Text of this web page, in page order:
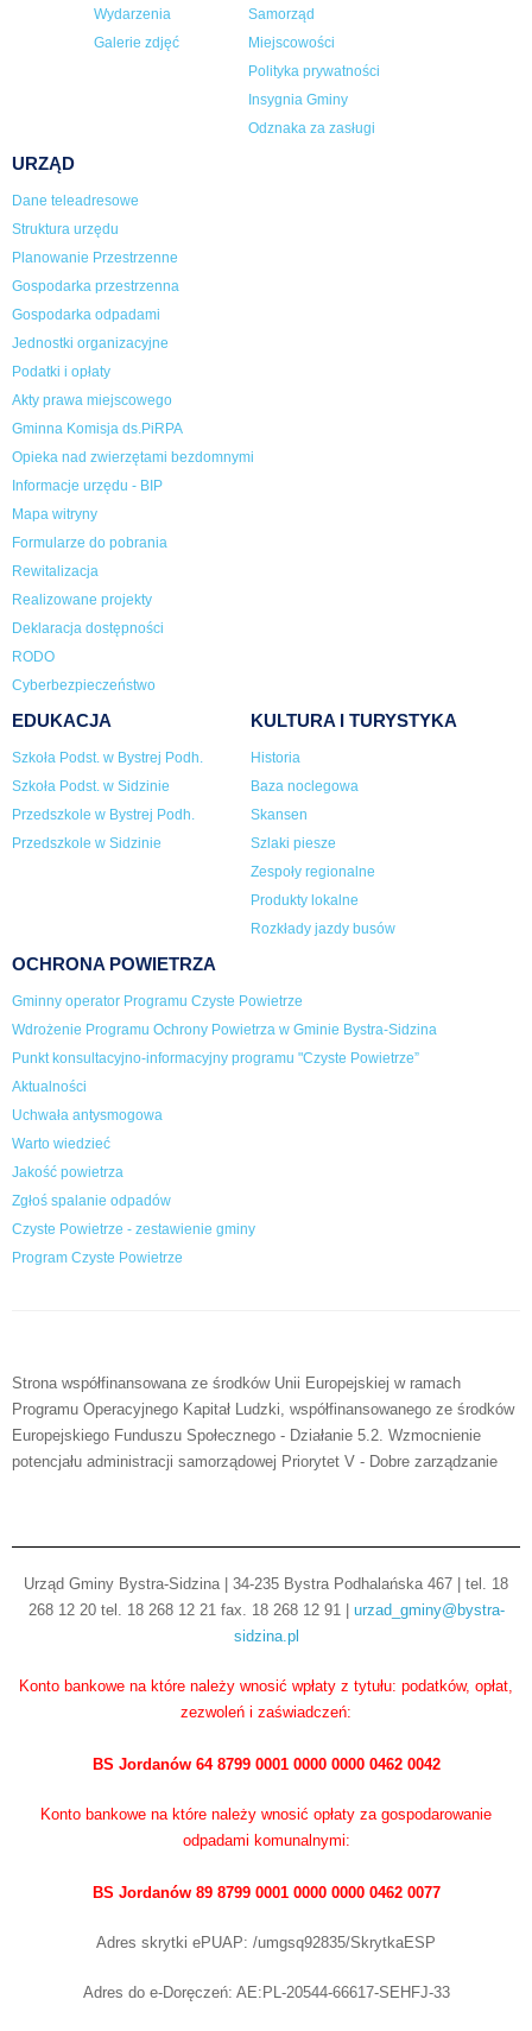
Wydarzenia
Galerie zdjęć
Samorząd
Miejscowości
Polityka prywatności
Insygnia Gminy
Odznaka za zasługi
URZĄD
Dane teleadresowe
Struktura urzędu
Planowanie Przestrzenne
Gospodarka przestrzenna
Gospodarka odpadami
Jednostki organizacyjne
Podatki i opłaty
Akty prawa miejscowego
Gminna Komisja ds.PiRPA
Opieka nad zwierzętami bezdomnymi
Informacje urzędu - BIP
Mapa witryny
Formularze do pobrania
Rewitalizacja
Realizowane projekty
Deklaracja dostępności
RODO
Cyberbezpieczeństwo
EDUKACJA
Szkoła Podst. w Bystrej Podh.
Szkoła Podst. w Sidzinie
Przedszkole w Bystrej Podh.
Przedszkole w Sidzinie
KULTURA I TURYSTYKA
Historia
Baza noclegowa
Skansen
Szlaki piesze
Zespoły regionalne
Produkty lokalne
Rozkłady jazdy busów
OCHRONA POWIETRZA
Gminny operator Programu Czyste Powietrze
Wdrożenie Programu Ochrony Powietrza w Gminie Bystra-Sidzina
Punkt konsultacyjno-informacyjny programu "Czyste Powietrze”
Aktualności
Uchwała antysmogowa
Warto wiedzieć
Jakość powietrza
Zgłoś spalanie odpadów
Czyste Powietrze - zestawienie gminy
Program Czyste Powietrze
Strona współfinansowana ze środków Unii Europejskiej w ramach
Programu Operacyjnego Kapitał Ludzki, współfinansowanego ze środków
Europejskiego Funduszu Społecznego - Działanie 5.2. Wzmocnienie
potencjału administracji samorządowej Priorytet V - Dobre zarządzanie
Urząd Gminy Bystra-Sidzina | 34-235 Bystra Podhalańska 467 | tel. 18
268 12 20 tel. 18 268 12 21 fax. 18 268 12 91 | urzad_gminy@bystra-
sidzina.pl
Konto bankowe na które należy wnosić wpłaty z tytułu: podatków, opłat,
zezwoleń i zaświadczeń:
BS Jordanów 64 8799 0001 0000 0000 0462 0042
Konto bankowe na które należy wnosić opłaty za gospodarowanie
odpadami komunalnymi:
BS Jordanów 89 8799 0001 0000 0000 0462 0077
Adres skrytki ePUAP: /umgsq92835/SkrytkaESP
Adres do e-Doręczeń: AE:PL-20544-66617-SEHFJ-33